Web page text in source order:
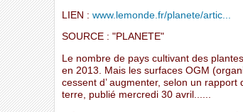
LIEN : www.lemonde.fr/planete/artic...
SOURCE : "PLANETE"
Le nombre de pays cultivant des
en 2013. Mais les surfaces OGM
cessent d’ augmenter, selon un
terre, publié mercredi 30 avril......